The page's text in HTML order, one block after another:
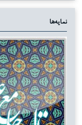
نمایه‌ها